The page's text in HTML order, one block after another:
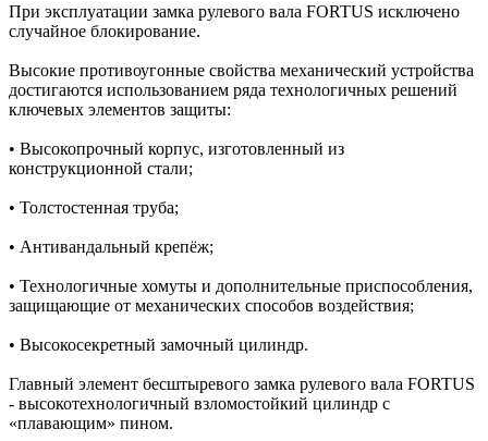
При эксплуатации замка рулевого вала FORTUS исключено
случайное блокирование.
Высокие противоугонные свойства механический устройства
достигаются использованием ряда технологичных решений
ключевых элементов защиты:
• Высокопрочный корпус, изготовленный из
конструкционной стали;
• Толстостенная труба;
• Антивандальный крепёж;
• Технологичные хомуты и дополнительные приспособления,
защищающие от механических способов воздействия;
• Высокосекретный замочный цилиндр.
Главный элемент бесштыревого замка рулевого вала FORTUS
- высокотехнологичный взломостойкий цилиндр c
«плавающим» пином.